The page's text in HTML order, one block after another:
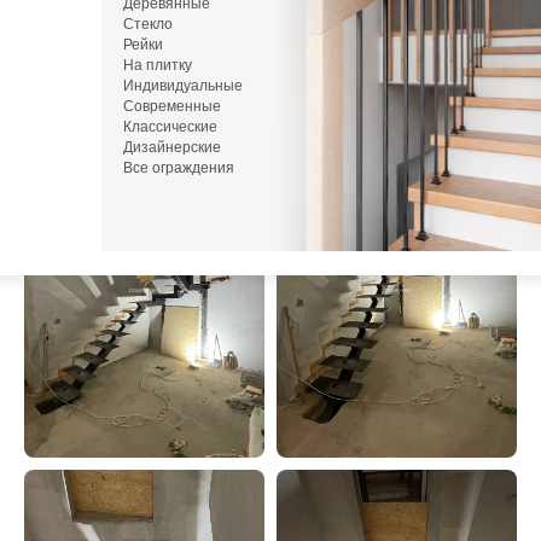
Пн-
+7
Деревянные
Стекло
Рейки
На плитку
Индивидуальные
Современные
Классические
Дизайнерские
Все ограждения
или напишите нам в Telegram / MAX